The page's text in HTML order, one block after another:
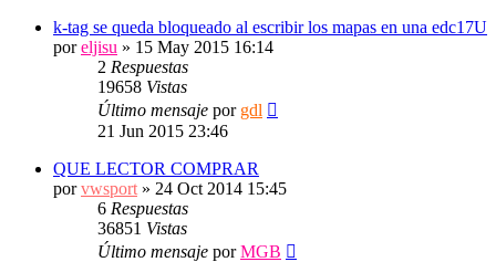
k-tag se queda bloqueado al escribir los mapas en una edc17U
poreljisu » 15 May 2015 16:14
2 Respuestas
19658 Vistas
Último mensaje por gdl
21 Jun 2015 23:46
QUE LECTOR COMPRAR
porvwsport » 24 Oct 2014 15:45
6 Respuestas
36851 Vistas
Último mensaje porMGB